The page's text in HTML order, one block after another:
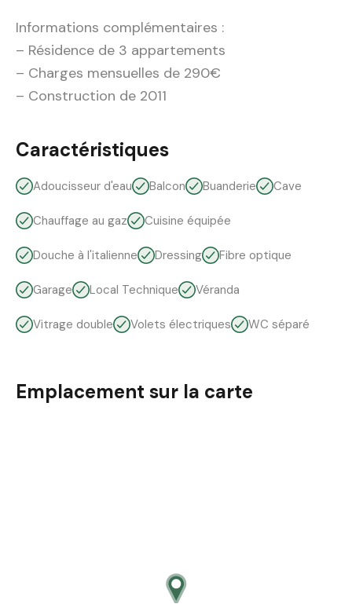
Informations complémentaires :
– Résidence de 3 appartements
– Charges mensuelles de 290€
– Construction de 2011
Caractéristiques
Adoucisseur d'eau Balcon Buanderie Cave
Chauffage au gaz Cuisine équipée
Douche à l'italienne Dressing Fibre optique
Garage Local Technique Véranda
Vitrage double Volets électriques WC séparé
Emplacement sur la carte